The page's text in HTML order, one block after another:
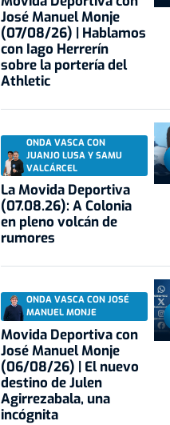
José Manuel Monje
(07/08/26) | Hablamos
con Iago Herrerín
sobre la portería del
Athletic
ONDA VASCA CON
JUANJO LUSA Y SAMU
VALCÁRCEL
La Movida Deportiva
(07.08.26): A Colonia
en pleno volcán de
rumores
ONDA VASCA CON JOSÉ
MANUEL MONJE
Movida Deportiva con
José Manuel Monje
(06/08/26) | El nuevo
destino de Julen
Agirrezabala, una
incógnita